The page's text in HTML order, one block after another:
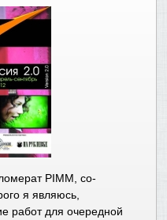
PIMM, со-
я являюсь,
работ для очередной